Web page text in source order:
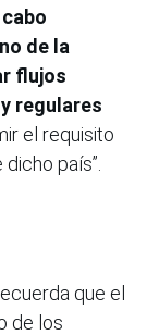
de la
flujos
regulares
el requisito
país”.
que el
de los